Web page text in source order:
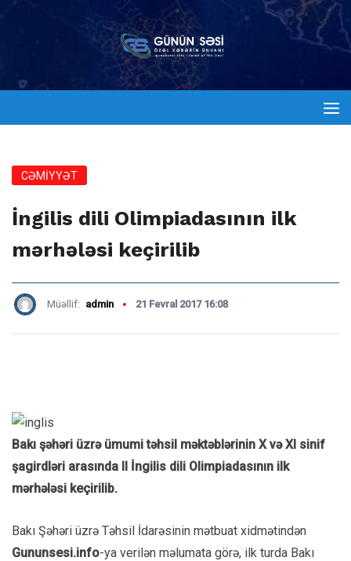
CƏMİYYƏT
İngilis dili Olimpiadasının ilk
mərhələsi keçirilib
Müəllif: admin 21 Fevral 2017 16:08
Bakı şəhəri üzrə ümumi təhsil məktəblərinin X və XI sinif
şagirdləri arasında II İngilis dili Olimpiadasının ilk
mərhələsi keçirilib.
Bakı Şəhəri üzrə Təhsil İdarəsinin mətbuat xidmətindən
Gununsesi.info-ya verilən məlumata görə, ilk turda Bakı